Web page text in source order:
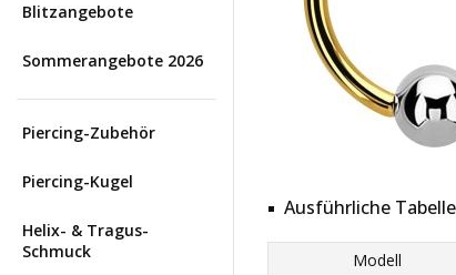
Blitzangebote
Sommerangebote 2026
Piercing-Zubehör
Piercing-Kugel
Helix- & Tragus-
Schmuck
Ausführliche
Modell